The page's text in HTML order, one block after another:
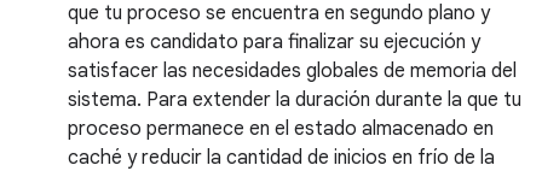
que tu proceso se encuentra en segundo plano y
ahora es candidato para finalizar su ejecución y
satisfacer las necesidades globales de memoria del
sistema. Para extender la duración durante la que tu
proceso permanece en el estado almacenado en
caché y reducir la cantidad de inicios en frío de la